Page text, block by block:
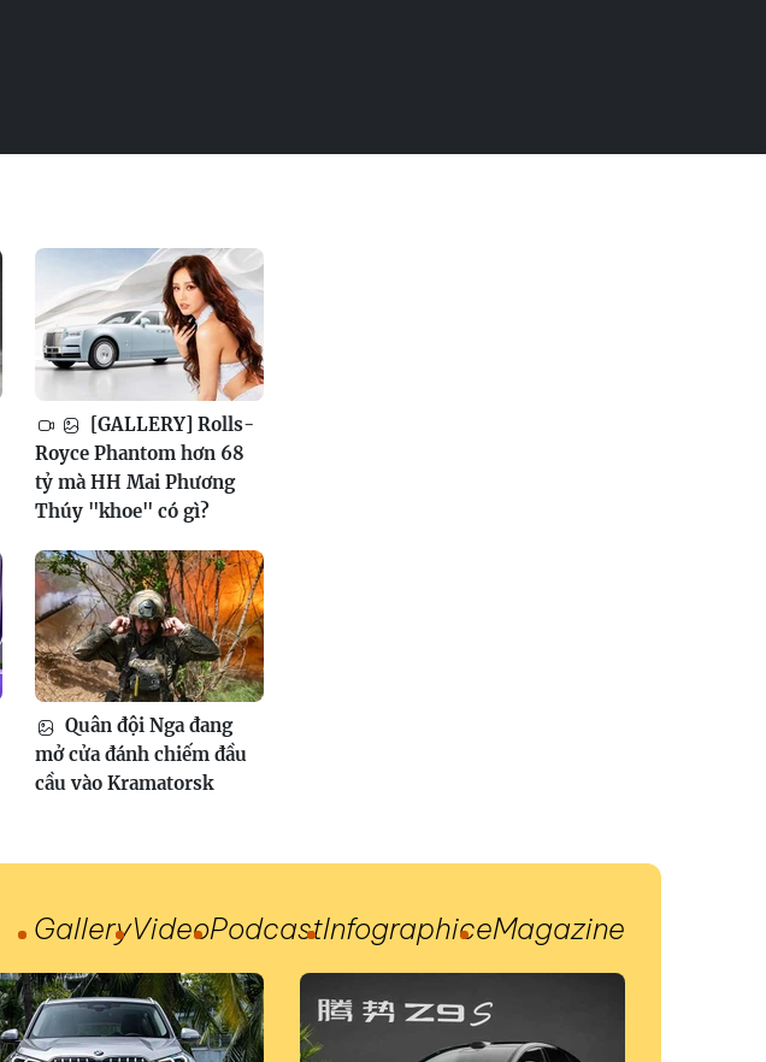
[GALLERY] Rolls-
Royce Phantom hơn 68
tỷ mà HH Mai Phương
Thúy "khoe" có gì?
Quân đội Nga đang
mở cửa đánh chiếm đầu
cầu vào Kramatorsk
GalleryVideoPodcastInfographiceMagazine